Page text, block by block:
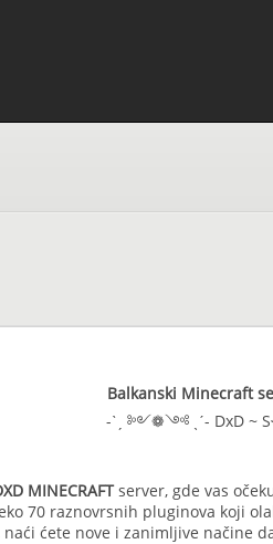
Balkanski Minecraft
-ˋˏ ༻❁༺ ˎˊ- DxD ~
MINECRAFTserver, gde vas
70 raznovrsnih pluginova koji
ćete nove i zanimljive načine